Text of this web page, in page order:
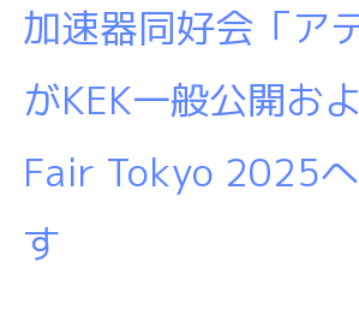
加速器同好会「ア
がKEK一般公開お
Fair Tokyo 2025
す